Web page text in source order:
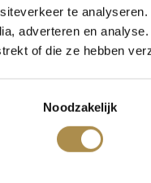
te
adverteren en
of die ze hebben
Noodzakelijk